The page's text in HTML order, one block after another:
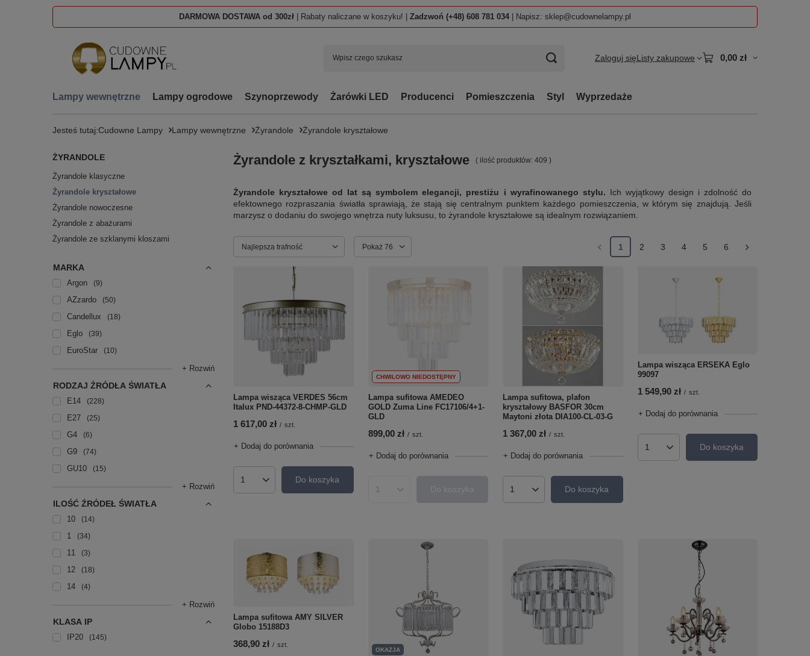
DARMOWA DOSTAWA od 300zł | Rabaty naliczane w koszyku! | Zadzwoń (+48) 608 781 034 | Napisz: sklep@cudownelampy.pl
Zaloguj sięListy zakupowe 0,00 zł
Lampy wewnętrzne Lampy ogrodowe Szynoprzewody Żarówki LED Producenci Pomieszczenia Styl Wyprzedaże
Jesteś tutaj:Cudowne Lampy Lampy wewnętrzne Żyrandole Żyrandole kryształowe
ŻYRANDOLE
Żyrandole klasyczne
Żyrandole kryształowe
Żyrandole nowoczesne
Żyrandole z abażurami
Żyrandole ze szklanymi kloszami
MARKA
Argon 9
AZzardo 50
Candellux 18
Eglo 39
EuroStar 10
+ Rozwiń
RODZAJ ŹRÓDŁA ŚWIATŁA
E14 228
E27 25
G4 6
G9 74
GU10 15
+ Rozwiń
ILOŚĆ ŹRÓDEŁ ŚWIATŁA
10 14
1 34
11 3
12 18
14 4
+ Rozwiń
KLASA IP
IP20 145
Żyrandole z kryształkami, kryształowe ( ilość produktów: 409 )
Żyrandole kryształowe od lat są symbolem elegancji, prestiżu i wyrafinowanego stylu. Ich wyjątkowy design i zdolność do
efektownego rozpraszania światła sprawiają, że stają się centralnym punktem każdego pomieszczenia, w którym się znajdują. Jeśli
marzysz o dodaniu do swojego wnętrza nuty luksusu, to żyrandole kryształowe są idealnym rozwiązaniem.
Zmień sortowanie
Najlepsza trafność Zmień ilość wyświetlanych produktów
Pokaż 76 1 2 3 4 5 6
Lampa wisząca VERDES 56cm
Italux PND-44372-8-CHMP-GLD
1 617,00 zł / szt.
+ Dodaj do porównania
Ilość produktówDo koszyka
CHWILOWO NIEDOSTĘPNY
Lampa sufitowa AMEDEO
GOLD Zuma Line FC17106/4+1-
GLD
899,00 zł / szt.
+ Dodaj do porównania
Ilość produktówDo koszyka
Lampa sufitowa, plafon
kryształowy BASFOR 30cm
Maytoni złota DIA100-CL-03-G
1 367,00 zł / szt.
+ Dodaj do porównania
Ilość produktówDo koszyka
Lampa wisząca ERSEKA Eglo
99097
1 549,90 zł / szt.
+ Dodaj do porównania
Ilość produktówDo koszyka
Lampa sufitowa AMY SILVER
Globo 15188D3
368,90 zł / szt.
OKAZJA